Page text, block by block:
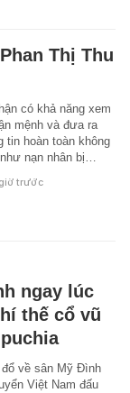
Thị Thu
có khả năng xem
mệnh và đưa ra
tin hoàn toàn không
nạn nhân bị…
trước
ngay lúc
thế cổ vũ
đổ về sân Mỹ Đình
Việt Nam đấu